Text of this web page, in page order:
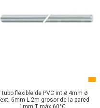
tubo flexible de PVC int.ø 4mm ø
ext. 6mm L 2m grosor de la pared